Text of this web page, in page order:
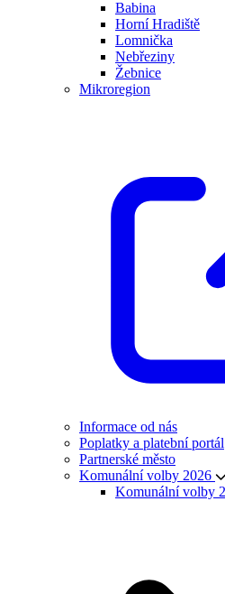
Babina
Horní Hradiště
Lomnička
Nebřeziny
Žebnice
Mikroregion
Informace od nás
Poplatky a platební portál
Partnerské město
Komunální volby 2026
Komunální volby